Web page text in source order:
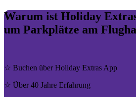
Warum ist Holiday
um Parkplätze am
☆ Buchen über Holiday Extras App
☆ Über 40 Jahre Erfahrung